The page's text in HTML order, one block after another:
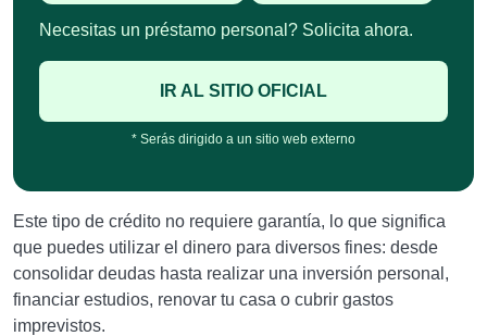
Necesitas un préstamo personal? Solicita ahora.
IR AL SITIO OFICIAL
* Serás dirigido a un sitio web externo
Este tipo de crédito no requiere garantía, lo que significa
que puedes utilizar el dinero para diversos fines: desde
consolidar deudas hasta realizar una inversión personal,
financiar estudios, renovar tu casa o cubrir gastos
imprevistos.